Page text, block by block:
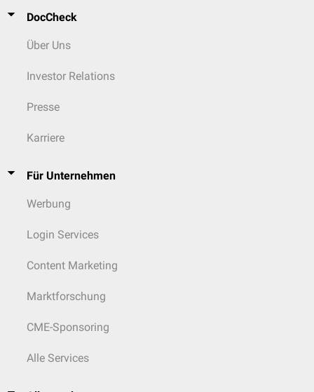
DocCheck
Über Uns
Investor Relations
Presse
Karriere
Für Unternehmen
Werbung
Login Services
Content Marketing
Marktforschung
CME-Sponsoring
Alle Services